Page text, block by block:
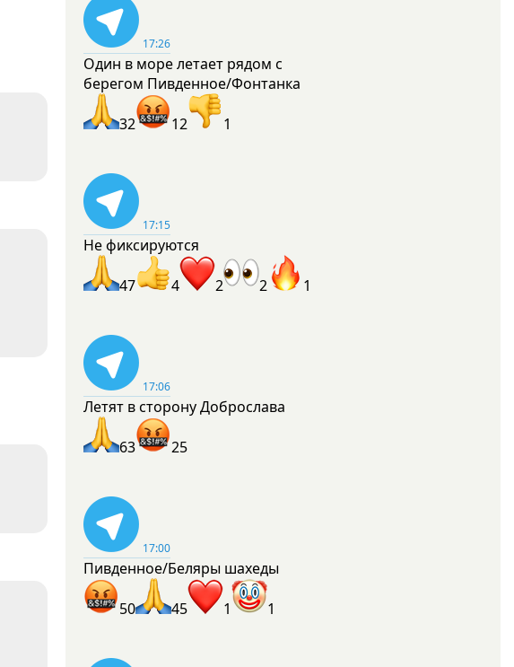
17:26
Один в море летает рядом с
берегом Пивденное/Фонтанка
32 12 1
17:15
Не фиксируются
47 4 2 2 1
17:06
Летят в сторону Доброслава
63 25
17:00
Пивденное/Беляры шахеды
50 45 1 1